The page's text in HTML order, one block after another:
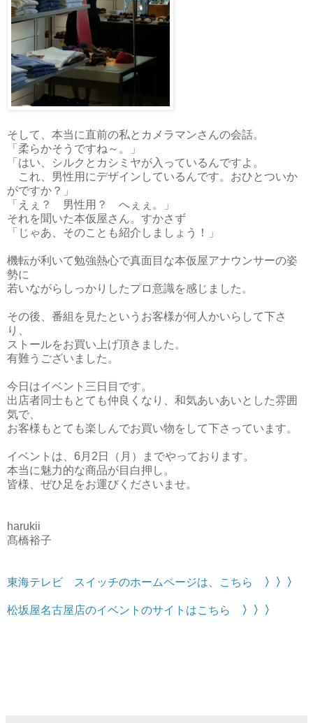
そして、本当に直前の私とカメラマンさんの会話。
「柔らかそうですね～。」
「はい、シルクとカシミヤが入っているんですよ。
これ、男性用にデザインしているんです。おひとついか
がですか？」
「えぇ？ 男性用？ へぇぇ。」
それを聞いた本仮屋さん。すかさず
「じゃあ、そのことも紹介しましょう！」
機転が利いて勉強熱心で真面目な本仮屋アナウンサーの姿
勢に
若いながらしっかりしたプロ意識を感じました。
その後、番組を見たというお客様が何人かいらして下さ
り、
ストールをお買い上げ頂きました。
有難うございました。
今日はイベント三日目です。
出店者同士もとても仲良くなり、和気あいあいとした雰囲
気で、
お客様もとても楽しんでお買い物をして下さっています。
イベントは、6月2日（月）までやっております。
本当に魅力的な商品が目白押し。
皆様、ぜひ足をお運びくださいませ。
harukii
髙橋裕子
東海テレビ スイッチのホームページは、こちら 〉〉〉
松坂屋名古屋店のイベントのサイトはこちら 〉〉〉